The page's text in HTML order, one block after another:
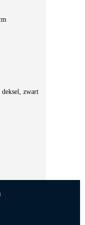
deksel, zwart